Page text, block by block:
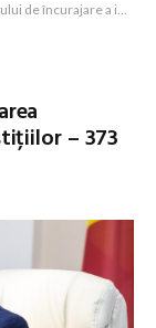
a investițiilor – 373
– 373